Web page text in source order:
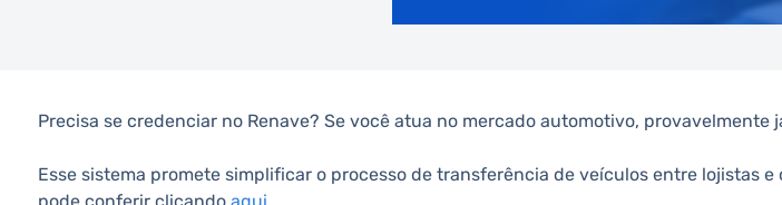
Precisa se credenciar no Renave? Se você atua no mercado automotivo,
Esse sistema promete simplificar o processo de transferência de veículos entre lojistas